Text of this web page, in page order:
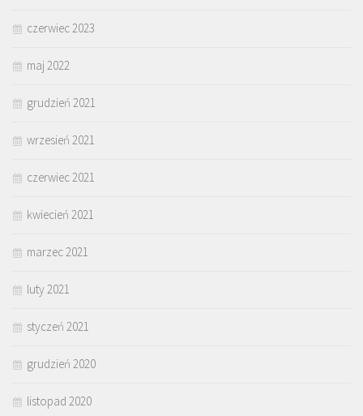
czerwiec 2023
maj 2022
grudzień 2021
wrzesień 2021
czerwiec 2021
kwiecień 2021
marzec 2021
luty 2021
styczeń 2021
grudzień 2020
listopad 2020